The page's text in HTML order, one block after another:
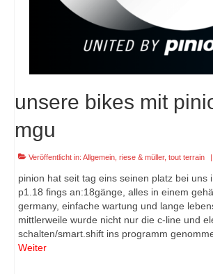
unsere bikes mit
mgu
Veröffentlicht in: Allgemein riese & müller, tout terrain |
pinion hat seit tag eins seinen platz bei uns
p1.18 fings an:18gänge, alles in einem
germany, einfache wartung und lange
mittlerweile wurde nicht nur die c-line und
schalten/smart.shift ins programm
Weiter